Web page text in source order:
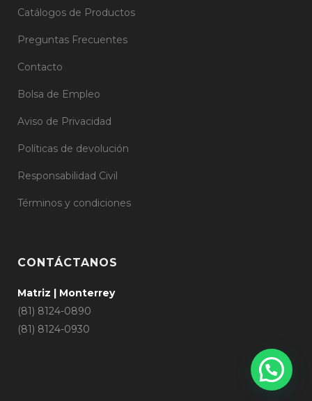
Catálogos de Productos
Preguntas Frecuentes
Contacto
Bolsa de Empleo
Aviso de Privacidad
Políticas de devolución
Responsabilidad Civil
Términos y condiciones
CONTÁCTANOS
Matriz | Monterrey
(81) 8124-0890
(81) 8124-0930